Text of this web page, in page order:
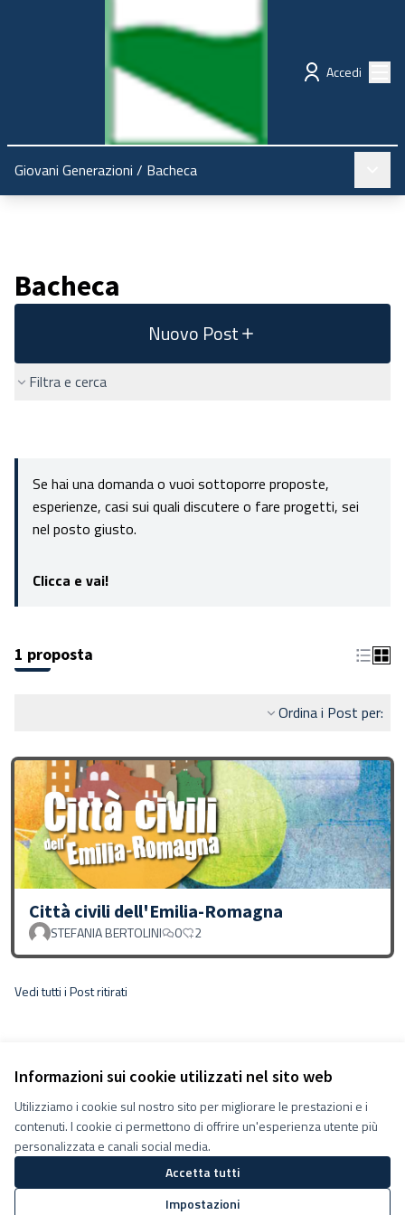
Informazioni sui cookie utilizzati nel sito web
Utilizziamo i cookie sul nostro sito per migliorare le prestazioni e i
contenuti. I cookie ci permettono di offrire un'esperienza utente più
personalizzata e canali social media.
Accetta tutti
Impostazioni
Regione Emilia-Romagna Partecipazione
Accedi
Giovani Generazioni / Bacheca
Bacheca
Nuovo Post
Filtra e cerca
Se hai una domanda o vuoi sottoporre proposte,
esperienze, casi sui quali discutere o fare progetti, sei
nel posto giusto.
Clicca e vai!
1 proposta
Ordina i Post per:
Città civili dell'Emilia-Romagna
STEFANIA BERTOLINI 0 2
Vedi tutti i Post ritirati